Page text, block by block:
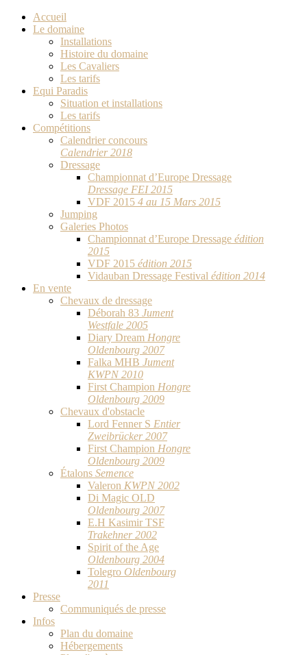
Accueil
Le domaine
Installations
Histoire du domaine
Les Cavaliers
Les tarifs
Equi Paradis
Situation et installations
Les tarifs
Compétitions
Calendrier concours
Calendrier 2018
Dressage
Championnat d’Europe Dressage
Dressage FEI 2015
VDF 2015 4 au 15 Mars 2015
Jumping
Galeries Photos
Championnat d’Europe Dressage édition
2015
VDF 2015 édition 2015
Vidauban Dressage Festival édition 2014
En vente
Chevaux de dressage
Déborah 83 Jument
Westfale 2005
Diary Dream Hongre
Oldenbourg 2007
Falka MHB Jument
KWPN 2010
First Champion Hongre
Oldenbourg 2009
Chevaux d'obstacle
Lord Fenner S Entier
Zweibrücker 2007
First Champion Hongre
Oldenbourg 2009
Étalons Semence
Valeron KWPN 2002
Di Magic OLD
Oldenbourg 2007
E.H Kasimir TSF
Trakehner 2002
Spirit of the Age
Oldenbourg 2004
Tolegro Oldenbourg
2011
Presse
Communiqués de presse
Infos
Plan du domaine
Hébergements